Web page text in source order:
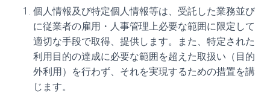
個人情報及び特定個人情報等は、受託した業務並び
に従業者の雇用・人事管理上必要な範囲に限定して
適切な手段で取得、提供します。また、特定された
利用目的の達成に必要な範囲を超えた取扱い（目的
外利用）を行わず、それを実現するための措置を講
じます。